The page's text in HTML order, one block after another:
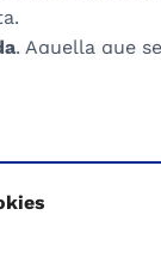
. Aquella que
una
que
de su